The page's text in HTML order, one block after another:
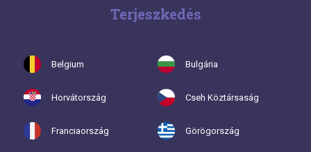
Terjeszkedés
Belgium Bulgária
Horvátország Cseh Köztársaság
Franciaország Görögország